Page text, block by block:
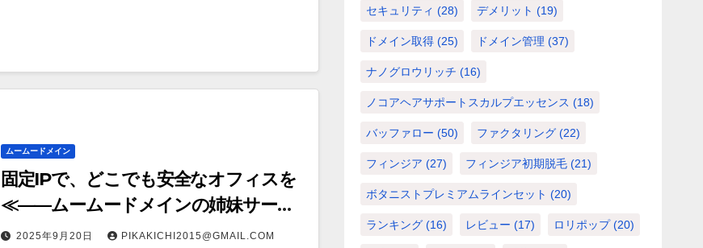
ムームードメイン
固定IPで、どこでも安全なオフィスを
≪——ムームードメインの姉妹サービ
ス2025年9月20日 PIKAKICHI2015@GMAIL.COM
セキュリティ (28) デメリット (19)
ドメイン取得 (25) ドメイン管理 (37)
ナノグロウリッチ (16)
ノコアヘアサポートスカルプエッセンス (18)
バッファロー (50) ファクタリング (22)
フィンジア (27) フィンジア初期脱毛 (21)
ボタニストプレミアムラインセット (20)
ランキング (16) レビュー (17) ロリポップ(20)